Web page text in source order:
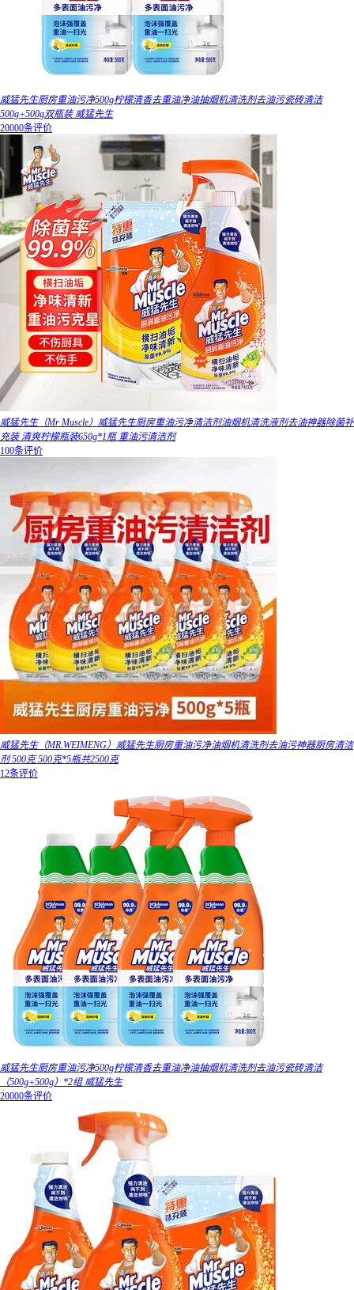
威猛先生厨房重油污净500g柠檬清香去重油净油抽烟机清洗剂去油污瓷砖清洁
500g+500g双瓶装 威猛先生
20000条评价
威猛先生（Mr Muscle）威猛先生厨房重油污净清洁剂油烟机清洗液剂去油神器除菌补
充装 清爽柠檬瓶装650g*1瓶 重油污清洁剂
100条评价
威猛先生（MR.WEIMENG）威猛先生厨房重油污净油烟机清洗剂去油污神器厨房清洁
剂 500克 500克*5瓶共2500克
12条评价
威猛先生厨房重油污净500g柠檬清香去重油净油抽烟机清洗剂去油污瓷砖清洁
（500g+500g）*2组 威猛先生
20000条评价